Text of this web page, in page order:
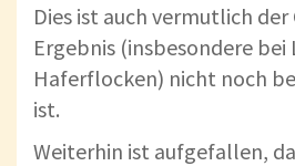
Dies ist auch vermutlich
Ergebnis (insbesondere bei
Haferflocken) nicht noch
ist.
Weiterhin ist aufgefallen,